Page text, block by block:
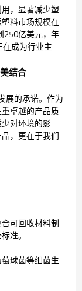
，显著减少塑
料市场规模在
250亿美元，年
成为行业主
结合
展的承诺。作为
卓越的产品质
对环境的影
，更在于我们
可回收材料制
准。
球菌等细菌生